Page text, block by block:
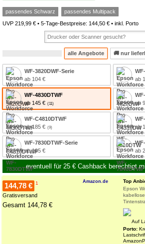
passendes Schwarz
passendes Multipack
UVP 219,99 € • 5-Tage-Bestpreise: 144,50 € • inkl. Porto
alle Angebote 🚚 nur
WF-3820DWF-Serie
ab 104 €
ab
WF-4830DTWF
ab 145 €
ab
WF-C4810DTWF
ab 185 €
ab
WF-7830DTWF-Serie
ab 195 €
ab
eventuell für 25 € Cashback berechtigt
144,78 € 1
Gratisversand
Gesamt 144,78 €
Amazon.de
Top
Epson
Auf
Porto: